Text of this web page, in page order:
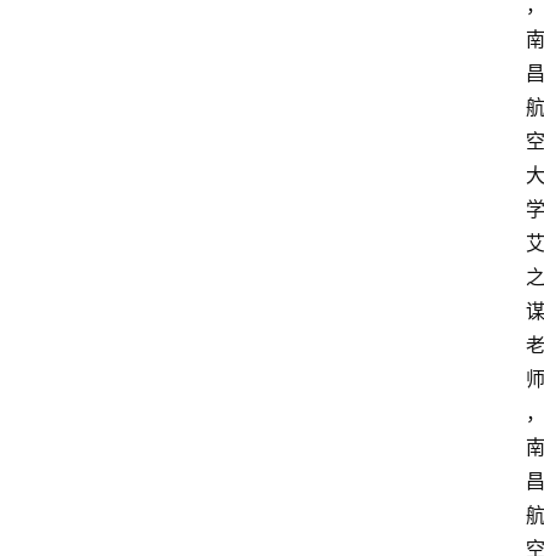
，
南
昌
航
空
大
学
艾
之
谋
老
师
，
南
昌
航
空